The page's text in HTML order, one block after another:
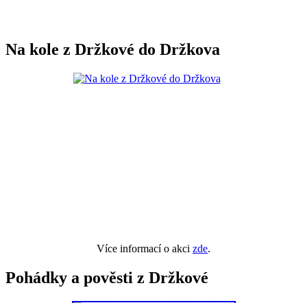
Na kole z Držkové do Držkova
Více informací o akci zde.
Pohádky a pověsti z Držkové